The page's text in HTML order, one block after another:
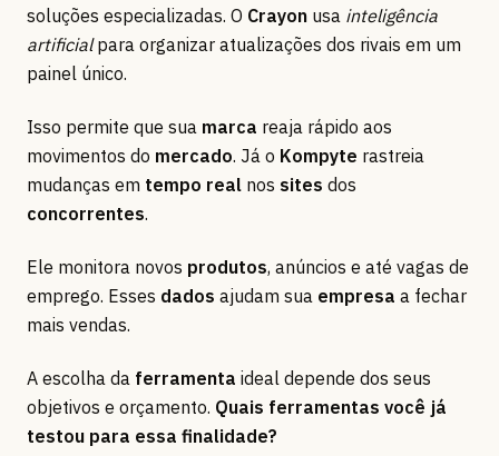
soluções especializadas. O Crayon usa inteligência
artificialpara organizar atualizações dos rivais em um
painel único.
Isso permite que sua marca reaja rápido aos
movimentos do mercado. Já o Kompyte rastreia
mudanças em tempo real nos sites dos
concorrentes.
Ele monitora novos produtos, anúncios e até vagas de
emprego. Esses dados ajudam sua empresa a fechar
mais vendas.
A escolha da ferramenta ideal depende dos seus
objetivos e orçamento. Quais ferramentas você já
testou para essa finalidade?